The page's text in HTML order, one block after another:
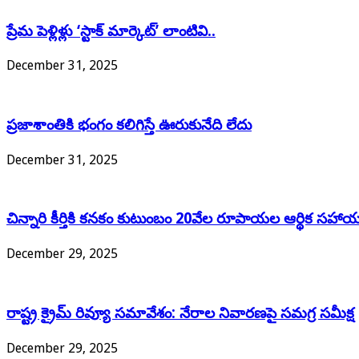
ప్రేమ పెళ్లిళ్లు ‘స్టాక్ మార్కెట్’ లాంటివి..
December 31, 2025
ప్రజాశాంతికి భంగం కలిగిస్తే ఊరుకునేది లేదు
December 31, 2025
చిన్నారి కీర్తికి కనకం కుటుంబం 20వేల రూపాయల ఆర్థిక
December 29, 2025
రాష్ట్ర క్రైమ్ రివ్యూ సమావేశం: నేరాల నివారణపై సమగ్ర సమీక్ష
December 29, 2025